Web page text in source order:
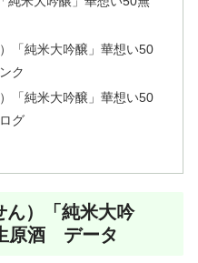
「純米大吟醸」華想い50
ク
「純米大吟醸」華想い50
グ
ん）「純米大吟
原酒 データ